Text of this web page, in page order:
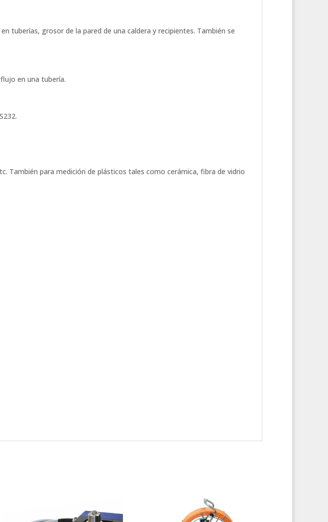
tuberías, grosor de la pared de una caldera y recipientes. También se
en una tubería.
También para medición de plásticos tales como cerámica, fibra de vidrio